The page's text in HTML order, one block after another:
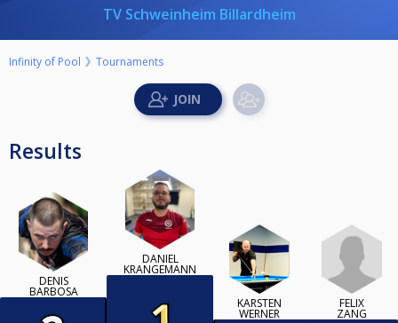
TV Schweinheim Billardheim
Infinity of Pool Tournaments
Results
DENIS
BARBOSA
DANIEL
KRANGEMANN
KARSTEN
WERNER
FELIX
ZANG